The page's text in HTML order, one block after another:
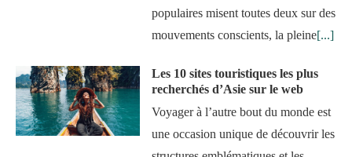
populaires misent toutes deux sur des
mouvements conscients, la pleine[...]
Les 10 sites touristiques les plus
recherchés d’Asie sur le web
Voyager à l’autre bout du monde est
une occasion unique de découvrir les